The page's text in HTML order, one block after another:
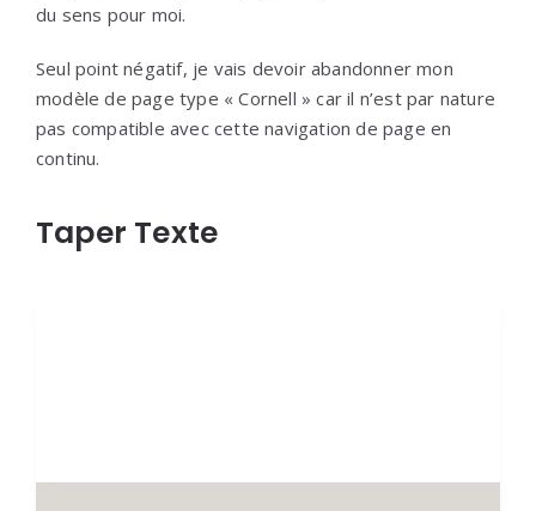
du sens pour moi.
Seul point négatif, je vais devoir abandonner mon
modèle de page type « Cornell » car il n’est par nature
pas compatible avec cette navigation de page en
continu.
Taper Texte